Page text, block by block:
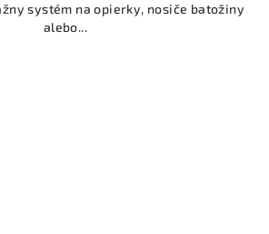
systém na opierky, nosiče batožiny
alebo...